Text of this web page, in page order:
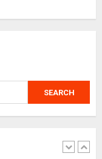
SEARCH
तातोपानी भन्सार